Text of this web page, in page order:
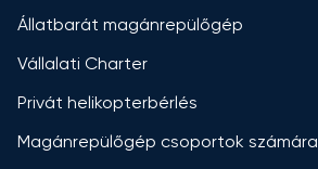
Állatbarát magánrepülőgép
Vállalati Charter
Privát helikopterbérlés
Magánrepülőgép csoportok számára